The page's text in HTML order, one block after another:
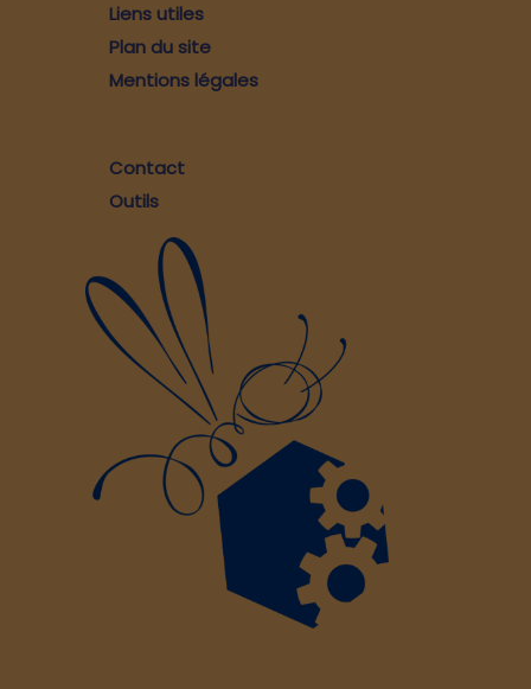
Liens utiles
Plan du site
Mentions légales
Contact
Outils